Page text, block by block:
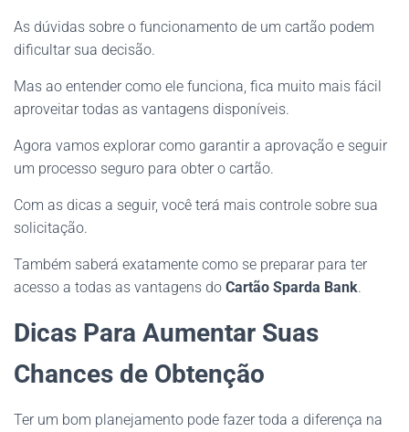
As dúvidas sobre o funcionamento de um cartão podem
dificultar sua decisão.
Mas ao entender como ele funciona, fica muito mais fácil
aproveitar todas as vantagens disponíveis.
Agora vamos explorar como garantir a aprovação e seguir
um processo seguro para obter o cartão.
Com as dicas a seguir, você terá mais controle sobre sua
solicitação.
Também saberá exatamente como se preparar para ter
acesso a todas as vantagens do Cartão Sparda Bank.
Dicas Para Aumentar Suas
Chances de Obtenção
Ter um bom planejamento pode fazer toda a diferença na